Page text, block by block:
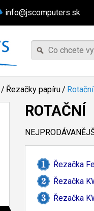
info@jscomputers.sk
/ Řezačky papíru/ Rotační
ROTAČNÍ
Řezačka
Řezačka
Řezačka